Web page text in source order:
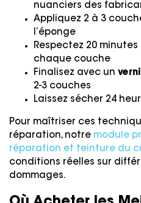
nuanciers des
Appliquez 2 à 3
l’éponge
Respectez 20
chaque couche
Finalisez avec un
2-3 couches
Laissez sécher 24
Pour maîtriser ces
réparation, notre module
réparation et teinture du
conditions réelles sur
dommages.